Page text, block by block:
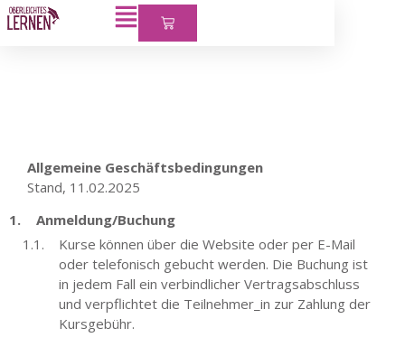
Allgemeine Geschäftsbedingungen
Stand, 11.02.2025
Anmeldung/Buchung
Kurse können über die Website oder per E-Mail
oder telefonisch gebucht werden. Die Buchung ist
in jedem Fall ein verbindlicher Vertragsabschluss
und verpflichtet die Teilnehmer_in zur Zahlung der
Kursgebühr.